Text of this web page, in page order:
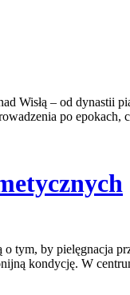
Wisłą – od dynastii
po epokach,
tym, by pielęgnacja
kondycję. W